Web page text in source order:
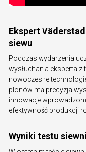
Ekspert
siewu
Podczas wydarzenia
wysłuchania eksperta
nowoczesne
plonów ma precyzja
innowacje
efektywność produkcji
Wyniki testu